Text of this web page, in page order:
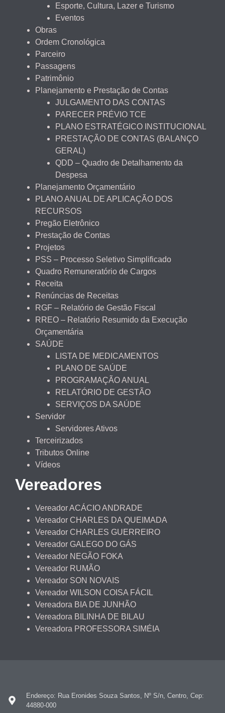
Esporte, Cultura, Lazer e Turismo
Eventos
Obras
Ordem Cronológica
Parceiro
Passagens
Patrimônio
Planejamento e Prestação de Contas
JULGAMENTO DAS CONTAS
PARECER PRÉVIO TCE
PLANO ESTRATÉGICO INSTITUCIONAL
PRESTAÇÃO DE CONTAS (BALANÇO
GERAL)
QDD – Quadro de Detalhamento da
Despesa
Planejamento Orçamentário
PLANO ANUAL DE APLICAÇÃO DOS
RECURSOS
Pregão Eletrônico
Prestação de Contas
Projetos
PSS – Processo Seletivo Simplificado
Quadro Remuneratório de Cargos
Receita
Renúncias de Receitas
RGF – Relatório de Gestão Fiscal
RREO – Relatório Resumido da Execução
Orçamentária
SAÚDE
LISTA DE MEDICAMENTOS
PLANO DE SAÚDE
PROGRAMAÇÃO ANUAL
RELATÓRIO DE GESTÃO
SERVIÇOS DA SAÚDE
Servidor
Servidores Ativos
Terceirizados
Tributos Online
Vídeos
Vereadores
Vereador ACÁCIO ANDRADE
Vereador CHARLES DA QUEIMADA
Vereador CHARLES GUERREIRO
Vereador GALEGO DO GÁS
Vereador NEGÃO FOKA
Vereador RUMÃO
Vereador SON NOVAIS
Vereador WILSON COISA FÁCIL
Vereadora BIA DE JUNHÃO
Vereadora BILINHA DE BILAU
Vereadora PROFESSORA SIMÉIA
Endereço: Rua Eronides Souza Santos, Nº S/n, Centro, Cep:
44880-000